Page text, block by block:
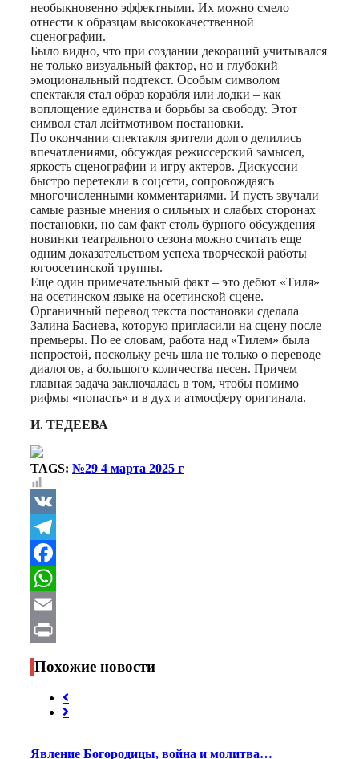
необыкновенно эффектными. Их можно смело
отнести к образцам высококачественной
сценографии.
Было видно, что при создании декораций учитывался
не только визуальный фактор, но и глубокий
эмоциональный подтекст. Особым символом
спектакля стал образ корабля или лодки – как
воплощение единства и борьбы за свободу. Этот
символ стал лейтмотивом постановки.
По окончании спектакля зрители долго делились
впечатлениями, обсуждая режиссерский замысел,
яркость сценографии и игру актеров. Дискуссии
быстро перетекли в соцсети, сопровождаясь
многочисленными комментариями. И пусть звучали
самые разные мнения о сильных и слабых сторонах
постановки, но сам факт столь бурного обсуждения
новинки театрального сезона можно считать еще
одним доказательством успеха творческой работы
югоосетинской труппы.
Еще один примечательный факт – это дебют «Тиля»
на осетинском языке на осетинской сцене.
Органичный перевод текста постановки сделала
Залина Басиева, которую пригласили на сцену после
премьеры. По ее словам, работа над «Тилем» была
непростой, поскольку речь шла не только о переводе
диалогов, а большого количества песен. Причем
главная задача заключалась в том, чтобы помимо
рифмы «попасть» и в дух и атмосферу оригинала.
И. ТЕДЕЕВА
TAGS: №29 4 марта 2025 г
VK
Telegram
Facebook
WhatsApp
Email
Print
Похожие новости
Явление Богородицы, война и молитва…